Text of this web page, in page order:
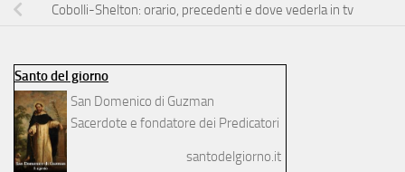
Cobolli-Shelton: orario, precedenti e dove vederla in tv
Santo del giorno
San Domenico di Guzman
Sacerdote e fondatore dei Predicatori
santodelgiorno.it